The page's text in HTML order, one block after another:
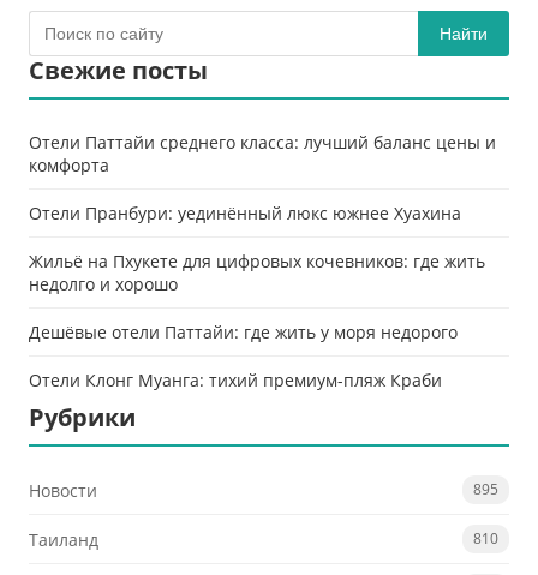
Найти
Свежие посты
Отели Паттайи среднего класса: лучший баланс цены и
комфорта
Отели Пранбури: уединённый люкс южнее Хуахина
Жильё на Пхукете для цифровых кочевников: где жить
недолго и хорошо
Дешёвые отели Паттайи: где жить у моря недорого
Отели Клонг Муанга: тихий премиум-пляж Краби
Рубрики
Новости 895
Таиланд 810